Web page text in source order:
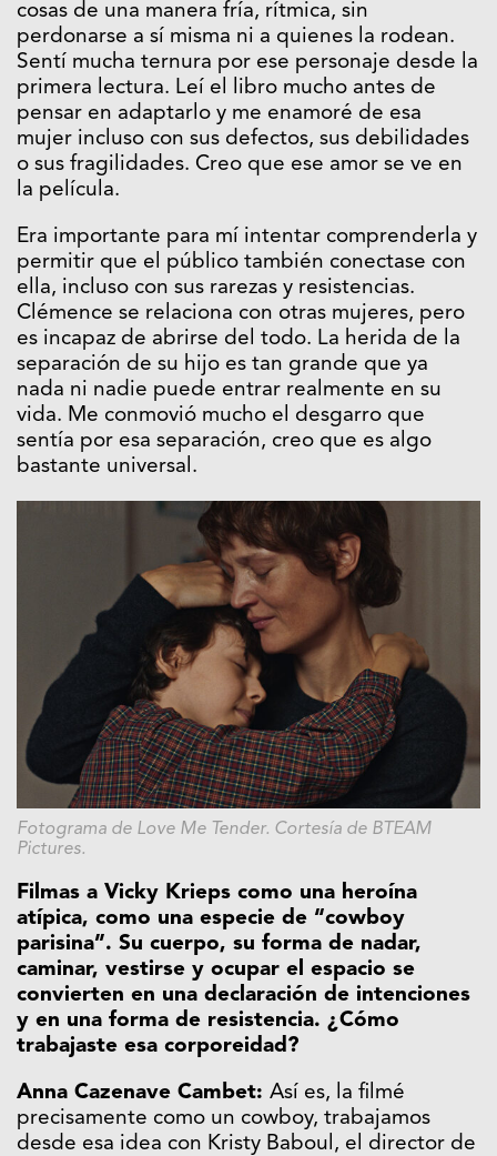
cosas de una manera fría, rítmica, sin
perdonarse a sí misma ni a quienes la rodean.
Sentí mucha ternura por ese personaje desde la
primera lectura. Leí el libro mucho antes de
pensar en adaptarlo y me enamoré de esa
mujer incluso con sus defectos, sus debilidades
o sus fragilidades. Creo que ese amor se ve en
la película.
Era importante para mí intentar comprenderla y
permitir que el público también conectase con
ella, incluso con sus rarezas y resistencias.
Clémence se relaciona con otras mujeres, pero
es incapaz de abrirse del todo. La herida de la
separación de su hijo es tan grande que ya
nada ni nadie puede entrar realmente en su
vida. Me conmovió mucho el desgarro que
sentía por esa separación, creo que es algo
bastante universal.
Fotograma de Love Me Tender. Cortesía de BTEAM
Pictures.
Filmas a Vicky Krieps como una heroína
atípica, como una especie de “cowboy
parisina”. Su cuerpo, su forma de nadar,
caminar, vestirse y ocupar el espacio se
convierten en una declaración de intenciones
y en una forma de resistencia. ¿Cómo
trabajaste esa corporeidad?
Anna Cazenave Cambet: Así es, la filmé
precisamente como un cowboy, trabajamos
desde esa idea con Kristy Baboul, el director de